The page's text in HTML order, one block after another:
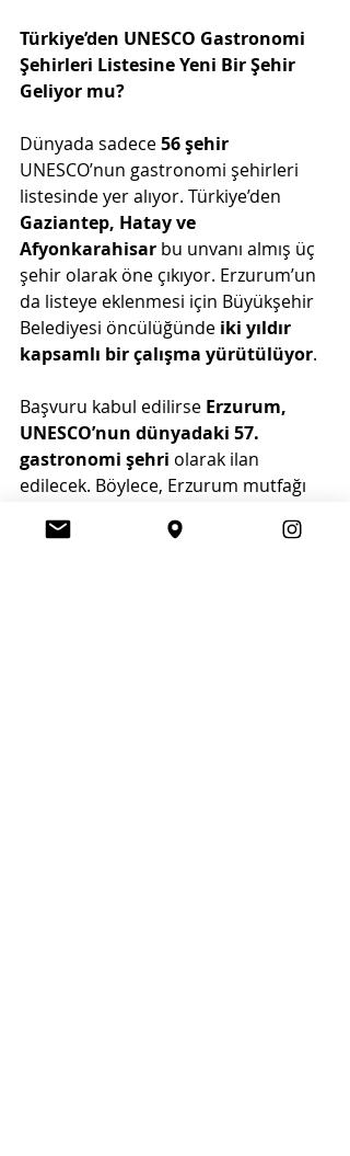
Türkiye’den UNESCO Gastronomi
Şehirleri Listesine Yeni Bir Şehir
Geliyor mu?
Dünyada sadece 56 şehir
UNESCO’nun gastronomi şehirleri
listesinde yer alıyor. Türkiye’den
Gaziantep, Hatay ve
Afyonkarahisar bu unvanı almış üç
şehir olarak öne çıkıyor. Erzurum’un
da listeye eklenmesi için Büyükşehir
Belediyesi öncülüğünde iki yıldır
kapsamlı bir çalışma yürütülüyor.
Başvuru kabul edilirse Erzurum,
UNESCO’nun dünyadaki 57.
gastronomi şehri olarak ilan
edilecek. Böylece, Erzurum mutfağı
gelen turist sayısı artacak ve yerel